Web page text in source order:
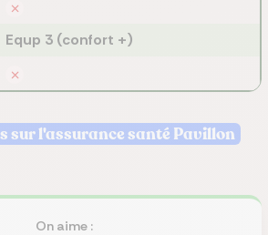
Equp 3 (confort +)
sur l'assurance santé Pavillon
On aime :